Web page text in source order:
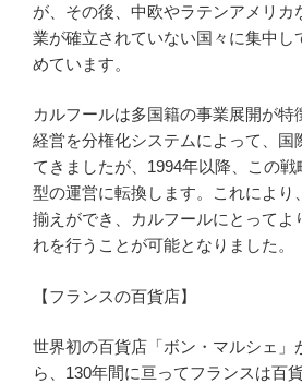
が、その後、中欧やラテンアメリカ
業が確立されていない国々に集中し
めています。
カルフールは多国籍の事業展開が特
経営を分権化システムによって、国
てきましたが、1994年以降、この
型の運営に転換します。これにより
揃えができ、カルフールにとってよ
れを行うことが可能となりました。
【フランスの百貨店】
世界初の百貨店「ボン・マルシェ」
ら、130年間に亘ってフランスは百